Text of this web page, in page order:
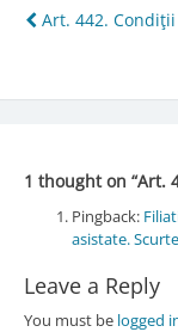
Post
Art. 442. Condiţii
1 thought on “Art.
Pingback:
asistate.
Leave a Reply
You must be logged